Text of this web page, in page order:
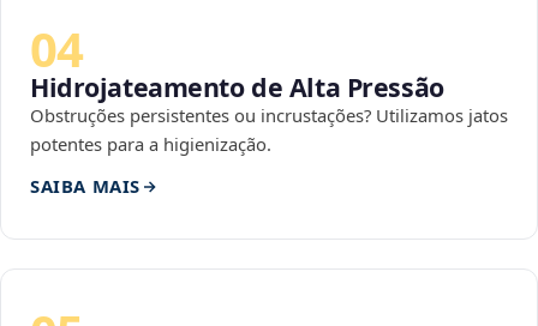
04
Hidrojateamento de Alta Pressão
Obstruções persistentes ou incrustações? Utilizamos jatos
potentes para a higienização.
SAIBA MAIS